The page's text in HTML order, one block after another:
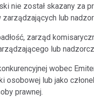
nie został skazany za
lub
zarząd
lub
wobec
osobowej lub jako
prawnej.